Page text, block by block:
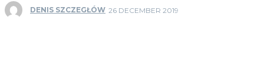
DENIS SZCZEGŁÓW 26 DECEMBER 2019